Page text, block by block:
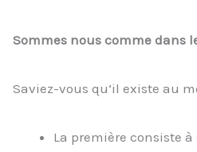
Sommes nous comme dans
Saviez-vous qu’il existe au
La première consiste